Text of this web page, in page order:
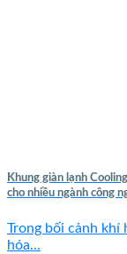
Khung giàn lạnh
cho nhiều ngành công
Trong bối cảnh khí
hóa...